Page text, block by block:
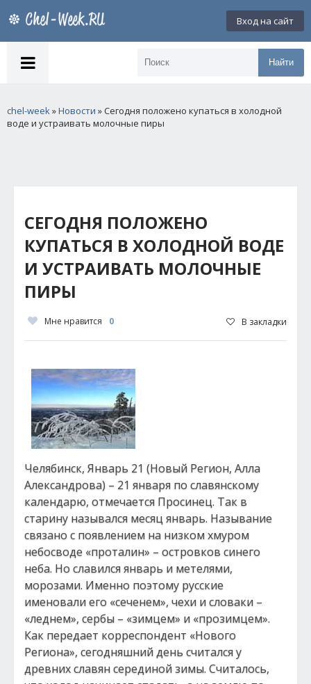
Вход на сайт
Найти
chel-week»Новости » Сегодня положено купаться в холодной
воде и устраивать молочные пиры
СЕГОДНЯ ПОЛОЖЕНО
КУПАТЬСЯ В ХОЛОДНОЙ ВОДЕ
И УСТРАИВАТЬ МОЛОЧНЫЕ
ПИРЫ
Мне нравится 0 В закладки
Челябинск, Январь 21 (Новый Регион, Алла
Александрова) – 21 января по славянскому
календарю, отмечается Просинец. Так в
старину назывался месяц январь. Называние
связано с появлением на низком хмуром
небосводе «проталин» – островков синего
неба. Но славился январь и метелями,
морозами. Именно поэтому русские
именовали его «сеченем», чехи и словаки –
«леднем», сербы – «зимцем» и «прозимцем».
Как передает корреспондент «Нового
Региона», сегодняшний день считался у
древних славян серединой зимы. Считалось,